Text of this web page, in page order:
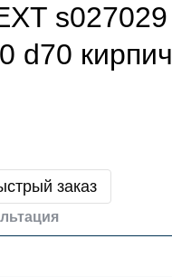
s027029
d70
заказ